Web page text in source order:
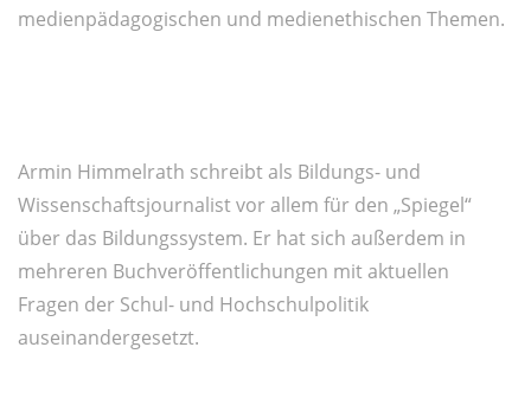
medienpädagogischen und medienethischen Themen.
Armin Himmelrath schreibt als Bildungs- und
Wissenschaftsjournalist vor allem für den „Spiegel“
über das Bildungssystem. Er hat sich außerdem in
mehreren Buchveröffentlichungen mit aktuellen
Fragen der Schul- und Hochschulpolitik
auseinandergesetzt.